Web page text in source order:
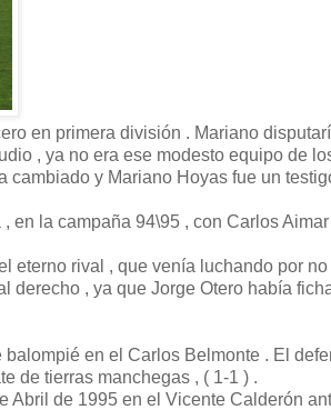
en primera división . Mariano
, ya no era ese modesto equipo de
cambiado y Mariano Hoyas fue un
en la campaña 94\95 , con Carlos Aimar
eterno rival , que venía luchando por no
derecho , ya que Jorge Otero había
en el Carlos Belmonte . El
de tierras manchegas , ( 1-1 ) .
Abril de 1995 en el Vicente Calderón